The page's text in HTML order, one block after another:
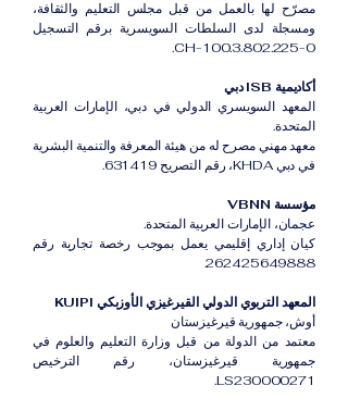
مصرّح لها بالعمل من قبل مجلس التعليم والثقافة،
ومسجلة لدى السلطات السويسرية برقم التسجيل
CH-100.3.802.225-0.
أكاديمية ISB دبي
المعهد السويسري الدولي في دبي، الإمارات العربية
المتحدة.
معهد مهني مصرح له من هيئة المعرفة والتنمية البشرية
في دبي KHDA، رقم التصريح 631419.
مؤسسة VBNN
عجمان، الإمارات العربية المتحدة.
كيان إداري إقليمي يعمل بموجب رخصة تجارية رقم
262425649888.
المعهد التربوي الدولي القيرغيزي الأوزبكي KUIPI
أوش، جمهورية قيرغيزستان
معتمد من الدولة من قبل وزارة التعليم والعلوم في
جمهورية قيرغيزستان، رقم الترخيص
LS230000271.